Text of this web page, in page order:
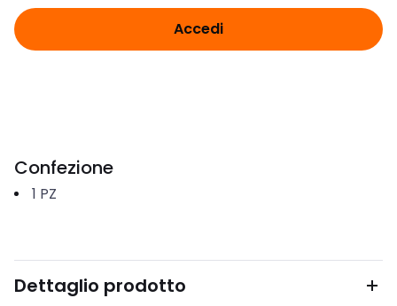
Accedi
Confezione
1 PZ
Dettaglio prodotto